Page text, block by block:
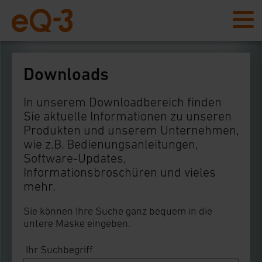
Downloads
In unserem Downloadbereich finden
Sie aktuelle Informationen zu unseren
Produkten und unserem Unternehmen,
wie z.B. Bedienungsanleitungen,
Software-Updates,
Informationsbroschüren und vieles
mehr.
Sie können Ihre Suche ganz bequem in die
untere Maske eingeben.
Ihr Suchbegriff